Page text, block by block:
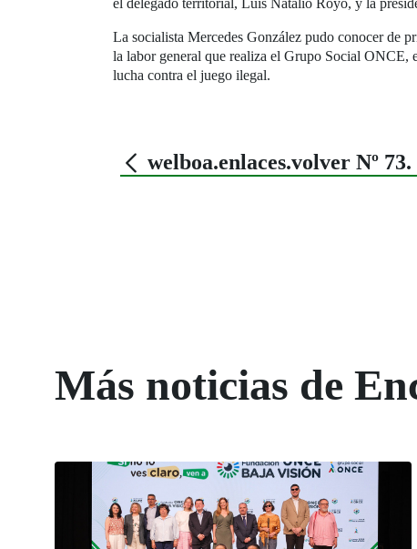
el delegado territorial, Luis Natalio Royo, y la
La socialista Mercedes González pudo conocer de
la labor general que realiza el Grupo Social ONCE,
lucha contra el juego ilegal.
welboa.enlaces.volver Nº
Más noticias de